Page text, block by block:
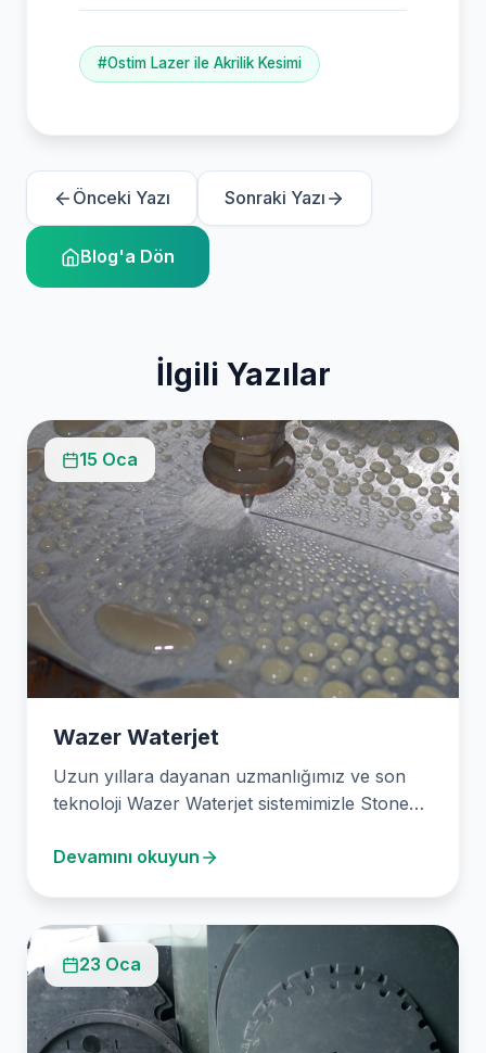
#Ostim Lazer ile Akrilik Kesimi
Önceki Yazı Sonraki Yazı
Blog'a Dön
İlgili Yazılar
15 Oca
Wazer Waterjet
Uzun yıllara dayanan uzmanlığımız ve son
teknoloji Wazer Waterjet sistemimizle Stone
Devamını okuyun
23 Oca